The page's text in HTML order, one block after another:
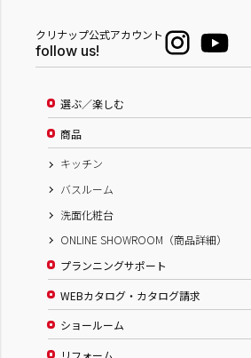
クリナップ公式アカウント
follow us!
選ぶ／楽しむ
商品
キッチン
バスルーム
洗面化粧台
ONLINE SHOWROOM（商品詳細）
プランニングサポート
WEBカタログ・カタログ請求
ショールーム
リフォーム